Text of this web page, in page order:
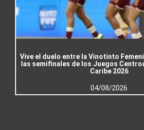
Vive el duelo entre la Vinotinto
las semifinales de los Juegos
Caribe 2026
04/08/2026